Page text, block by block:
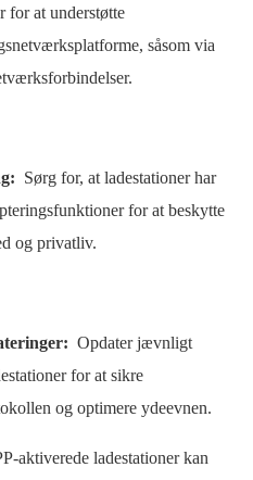
dansk
ગુજરાતી
ଓଡ଼ିଆ
bahasa Indonesia
Sundanese
Türkçe
فارسی
for at understøtte
såsom via
Sørg for, at ladestationer har
for at beskytte
og privatliv.
Opdater jævnligt
for at sikre
og optimere ydeevnen.
aktiverede ladestationer kan